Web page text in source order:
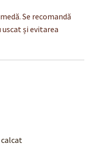
Se recomandă
și evitarea